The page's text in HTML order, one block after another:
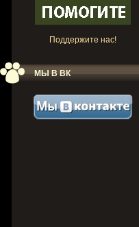
Поддержите нас!
МЫ В ВК